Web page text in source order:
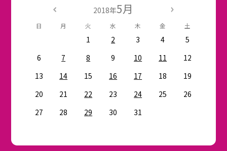
2018年5月
日 月 火 水 木 金 土
1 2 3 4
5
6
7 8 9 10 11
12
13
14 15 16 17 18
19
20
21 22 23 24 25
26
27
28 29 30 31